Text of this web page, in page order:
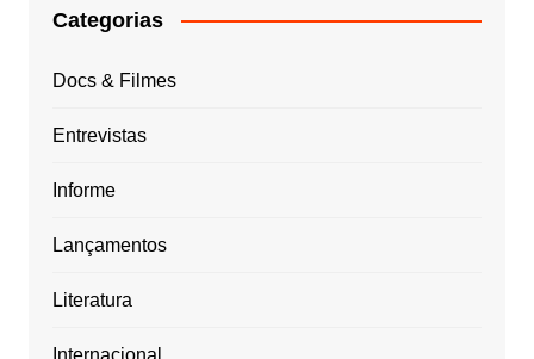
Categorias
Docs & Filmes
Entrevistas
Informe
Lançamentos
Literatura
Internacional